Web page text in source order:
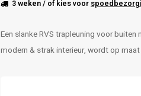
3 weken/ of kies voor
Een slanke RVS trapleuning voor
modern & strak interieur, wordt op